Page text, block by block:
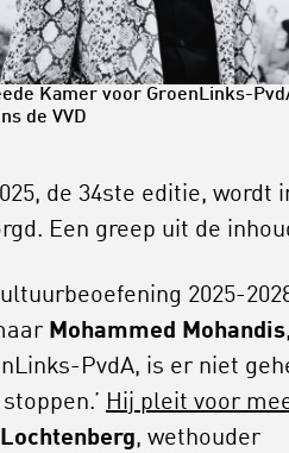
Kamer voor GroenLinks-
de VVD
de 34ste editie, wordt
Een greep uit de
2025-
Mohammed Mohandis,
PvdA, is er niet
Hij pleit voor
, wethouder